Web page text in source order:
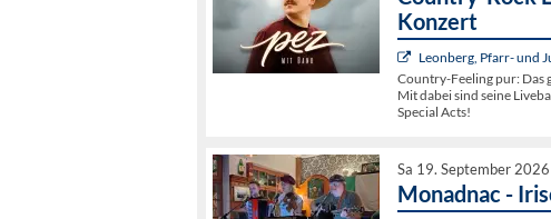
Konzert
Leonberg, Pfarr- und
Country-Feeling pur: Das
Mit dabei sind seine
Special Acts!
Sa 19. September
Monadnac -